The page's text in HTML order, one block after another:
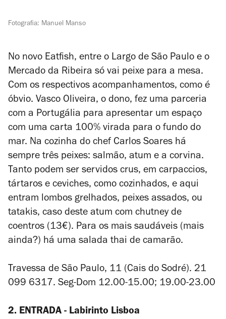
Fotografia: Manuel Manso
No novo Eatfish, entre o Largo de São Paulo e o
Mercado da Ribeira só vai peixe para a mesa.
Com os respectivos acompanhamentos, como é
óbvio. Vasco Oliveira, o dono, fez uma parceria
com a Portugália para apresentar um espaço
com uma carta 100% virada para o fundo do
mar. Na cozinha do chef Carlos Soares há
sempre três peixes: salmão, atum e a corvina.
Tanto podem ser servidos crus, em carpaccios,
tártaros e ceviches, como cozinhados, e aqui
entram lombos grelhados, peixes assados, ou
tatakis, caso deste atum com chutney de
coentros (13€). Para os mais saudáveis (mais
ainda?) há uma salada thai de camarão.
Travessa de São Paulo, 11 (Cais do Sodré). 21
099 6317. Seg-Dom 12.00-15.00; 19.00-23.00
2. ENTRADA - Labirinto Lisboa